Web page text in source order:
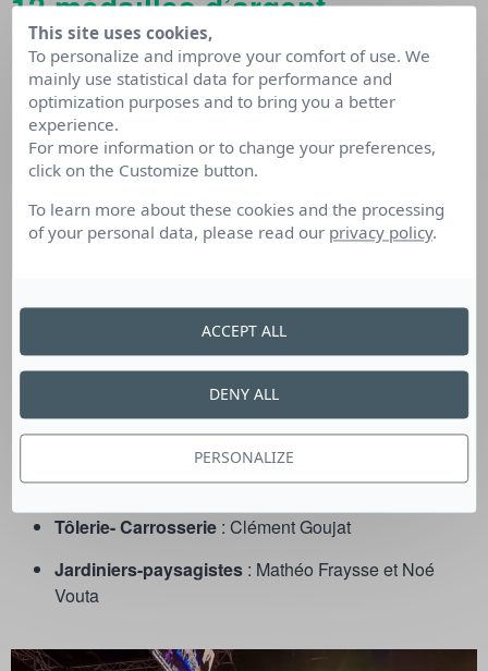
Imprimerie: Killian Fehringer
Electronique :
Fraisage: Horatio Favier
Réfrigération technique: Robin Thomasson
Soudage: Hugo Rongy
: Gabriel Perillat-Merceroz
Cuisine: Alexandra Zara
Réceptionniste d’hôtellerie: Maria-Léna Daniel-
Conti
Maintenance des matériels: Arthur Baudry
Tôlerie- Carrosserie : Clément Goujat
Jardiniers-paysagistes : Mathéo Fraysse et Noé
Vouta
This site uses cookies,
To personalize and improve your comfort of use. We
mainly use statistical data for performance and
optimization purposes and to bring you a better
experience.
For more information or to change your preferences,
click on the Customize button.
To learn more about these cookies and the processing
of your personal data, please read our privacy policy.
PERSONALIZE
DENY ALL
ACCEPT ALL